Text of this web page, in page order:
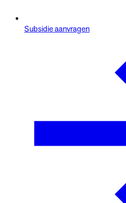
Subsidie aanvragen